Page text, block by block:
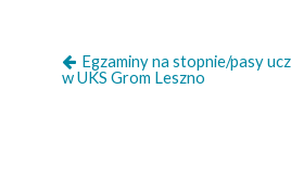
Egzaminy na stopnie/pasy
w UKS Grom Leszno